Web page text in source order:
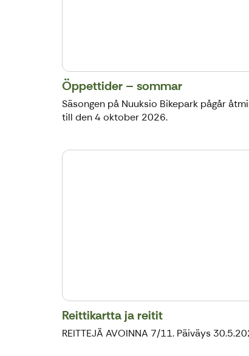
Öppettider – sommar
Säsongen på Nuuksio Bikepark pågår
till den 4 oktober 2026.
Reittikartta ja reitit
REITTEJÄ AVOINNA 7/11. Päiväys